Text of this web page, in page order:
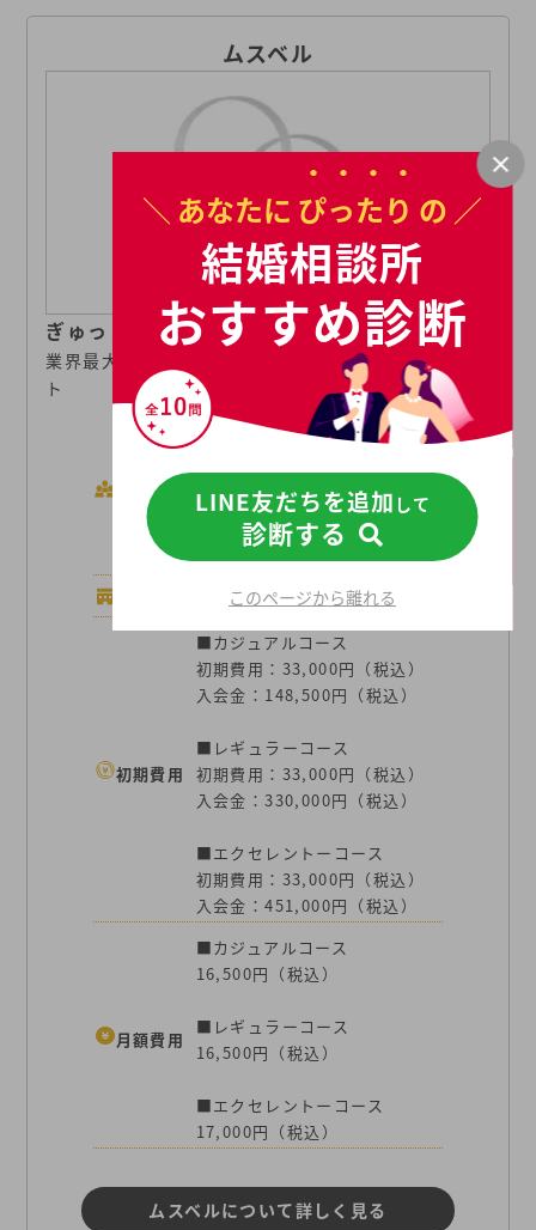
ムスベル
ぎゅっと結べば、ずっとつながる
業界最大級の会員数と手厚いフォローで婚活をサポー
ト
会員数
252,637人
※2025年4月時点の加盟連盟
を含む会員数合計。一部、地
域により利用できない連盟が
あります。
44店舗
初期費用
■カジュアルコース
初期費用：33,000円（税込）
入会金：148,500円（税込）
■レギュラーコース
初期費用：33,000円（税込）
入会金：330,000円（税込）
■エクセレントーコース
初期費用：33,000円（税込）
入会金：451,000円（税込）
月額費用
■カジュアルコース
16,500円（税込）
■レギュラーコース
16,500円（税込）
■エクセレントーコース
17,000円（税込）
ムスベルについて詳しく見る
＼ あなたに ぴったり の ／
結婚相談所
おすすめ診断
LINE友だちを追加 して
診断する
このページから離れる